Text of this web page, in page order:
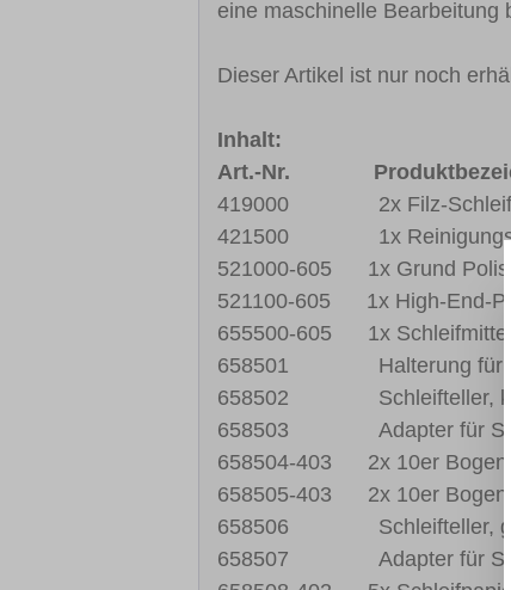
eine maschinelle Bearbeitung
Dieser Artikel ist nur noch
Inhalt:
Art.-Nr.
419000 2x Filz-
421500 1x
521000-605 1x Grund
521100-605 1x High-End-
655500-605 1x
658501 Halterung für
658502 Schleifteller,
658503 Adapter für
658504-403 2x 10er Bogen
658505-403 2x 10er Bogen
658506 Schleifteller,
658507 Adapter für